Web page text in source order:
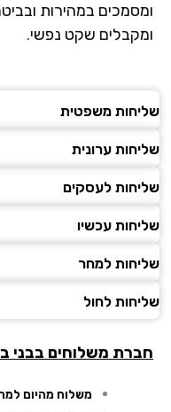
ומסמכים במהירות
ומקבלים שקט נפשי.
שליחות משפטית
שליחות ערונית
שליחות לעסקים
שליחות עכשיו
שליחות למחר
שליחות לחול
חברת משלוחים בבני
משלוח מהיום